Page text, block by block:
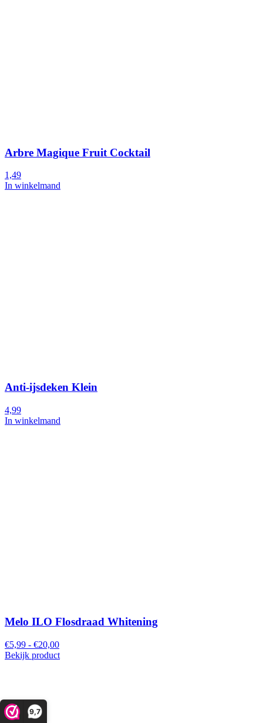
9,7
Arbre Magique Fruit Cocktail
1,49
In winkelmand
Anti-ijsdeken Klein
4,99
In winkelmand
Melo ILO Flosdraad Whitening
€5,99 - €20,00
Bekijk product